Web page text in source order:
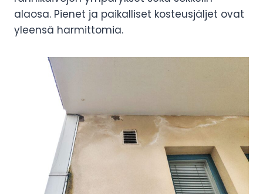
alaosa. Pienet ja paikalliset kosteusjäljet ovat
yleensä harmittomia.